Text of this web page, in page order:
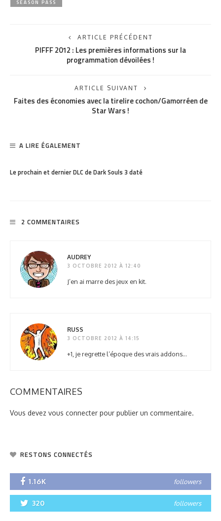
SEASON PASS
ARTICLE PRÉCÉDENT
PIFFF 2012 : Les premières informations sur la
programmation dévoilées !
ARTICLE SUIVANT
Faites des économies avec la tirelire cochon/Gamorréen de
Star Wars !
A LIRE ÉGALEMENT
Le prochain et dernier DLC de Dark Souls 3 daté
2 COMMENTAIRES
AUDREY
3 OCTOBRE 2012 À 12:40
J’en ai marre des jeux en kit.
RUSS
3 OCTOBRE 2012 À 14:15
+1, je regrette l’époque des vrais addons…
COMMENTAIRES
Vous devez vous connecter pour publier un commentaire.
RESTONS CONNECTÉS
1.16K followers
320 followers